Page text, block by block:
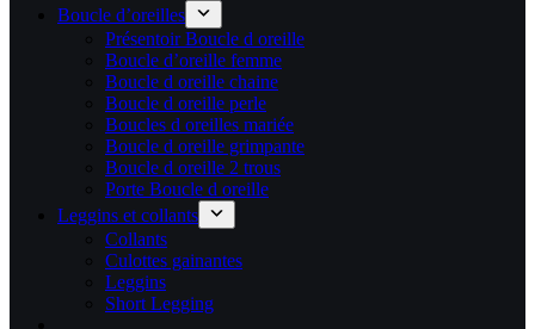
Boucle d’oreilles
Présentoir Boucle d oreille
Boucle d’oreille femme
Boucle d oreille chaine
Boucle d oreille perle
Boucles d oreilles mariée
Boucle d oreille grimpante
Boucle d oreille 2 trous
Porte Boucle d oreille
Leggins et collants
Collants
Culottes gainantes
Leggins
Short Legging